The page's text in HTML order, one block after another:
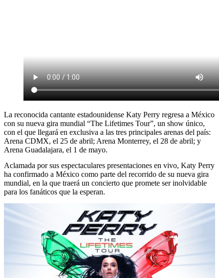
La reconocida cantante estadounidense Katy Perry regresa a México
con su nueva gira mundial “The Lifetimes Tour”, un show único,
con el que llegará en exclusiva a las tres principales arenas del país:
Arena CDMX, el 25 de abril; Arena Monterrey, el 28 de abril; y
Arena Guadalajara, el 1 de mayo.
Aclamada por sus espectaculares presentaciones en vivo, Katy Perry
ha confirmado a México como parte del recorrido de su nueva gira
mundial, en la que traerá un concierto que promete ser inolvidable
para los fanáticos que la esperan.